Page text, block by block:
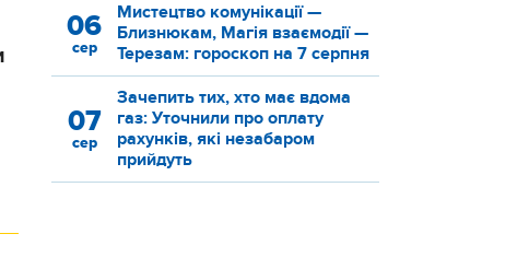
06
сер
Мистецтво комунікації —
Близнюкам, Магія взаємодії —
Терезам: гороскоп на 7 серпня
07
сер
Зачепить тих, хто має вдома
газ: Уточнили про оплату
рахунків, які незабаром
прийдуть